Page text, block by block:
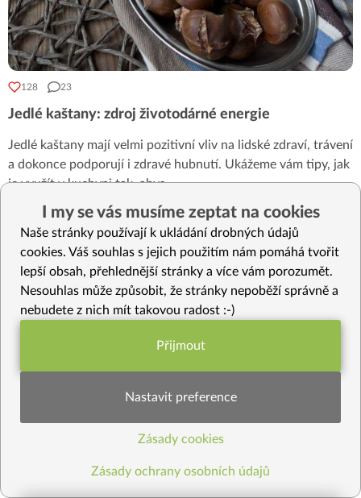
128 23
Jedlé kaštany: zdroj životodárné energie
Jedlé kaštany mají velmi pozitivní vliv na lidské zdraví, trávení
a dokonce podporují i zdravé hubnutí. Ukážeme vám tipy, jak
je využít v kuchyni tak, abys...
Jahody: 10 faktů, které vás o tomto ovoci překvapí
I my se vás musíme zeptat na cookies
Naše stránky používají k ukládání drobných údajů
cookies. Váš souhlas s jejich použitím nám pomáhá tvořit
lepší obsah, přehlednější stránky a více vám porozumět.
Nesouhlas může způsobit, že stránky nepoběží správně a
nebudete z nich mít takovou radost :-)
Funkční nastavení potřebujeme (vždy
Statistiky pro lepší obsah
Přijmout
Nastavit preference
Zásady cookies
Zásady ochrany osobních údajů